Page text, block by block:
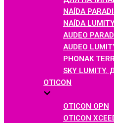
NAÍDA
NAÍDA
AUDEO
AUDEO
PHONAK
SKY
OTICON
OTICON OPN
OTICON